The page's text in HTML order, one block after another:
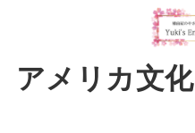
アメリカ文化